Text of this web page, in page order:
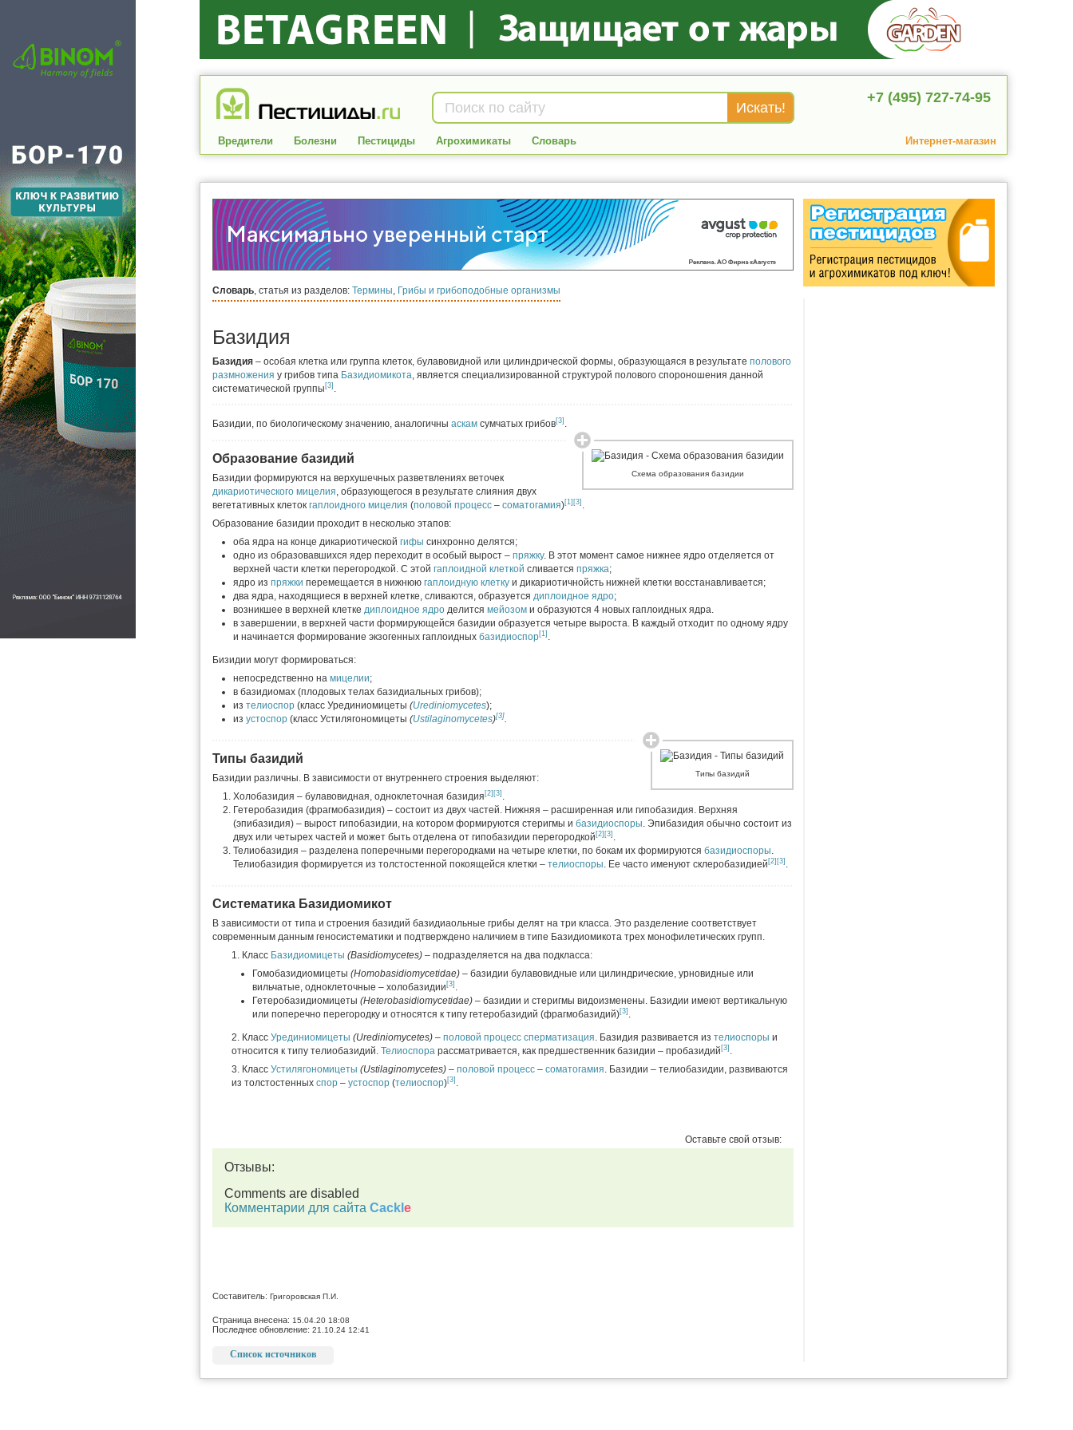
+7 (495) 727-74-95
Вредители Болезни Пестициды Агрохимикаты Словарь Интернет-магазин
Словарь, статья из разделов: Термины, Грибы и грибоподобные организмы
Базидия
Базидия – особая клетка или группа клеток, булавовидной или цилиндрической формы, образующаяся в результате полового
размножения у грибов типа Базидиомикота, является специализированной структурой полового спороношения данной
систематической группы [3] .
Базидии, по биологическому значению, аналогичны аскам сумчатых грибов[3] .
Схема образования базидии
Образование базидий
Базидии формируются на верхушечных разветвлениях веточек
дикариотического мицелия, образующегося в результате слияния двух
вегетативных клеток гаплоидного мицелия (половой процесс – соматогамия)[1] [3] .
Образование базидии проходит в несколько этапов:
оба ядра на конце дикариотической гифы синхронно делятся;
одно из образовавшихся ядер переходит в особый вырост – пряжку. В этот момент самое нижнее ядро отделяется от
верхней части клетки перегородкой. С этой гаплоидной клеткой сливается пряжка;
ядро из пряжки перемещается в нижнюю гаплоидную клетку и дикариотичнойсть нижней клетки восстанавливается;
два ядра, находящиеся в верхней клетке, сливаются, образуется диплоидное ядро;
возникшее в верхней клетке диплоидное ядро делится мейозом и образуются 4 новых гаплоидных ядра.
в завершении, в верхней части формирующейся базидии образуется четыре выроста. В каждый отходит по одному ядру
и начинается формирование экзогенных гаплоидных базидиоспор[1] .
Бизидии могут формироваться:
непосредственно на мицелии;
в базидиомах (плодовых телах базидиальных грибов);
из телиоспор (класс Урединиомицеты (Urediniomycetes);
из устоспор (класс Устилягономицеты (Ustilaginomycetes)[3].
Типы базидий
Типы базидий
Базидии различны. В зависимости от внутреннего строения выделяют:
Холобазидия – булавовидная, одноклеточная базидия [2] [3] .
Гетеробазидия (фрагмобазидия) – состоит из двух частей. Нижняя – расширенная или гипобазидия. Верхняя
(эпибазидия) – вырост гипобазидии, на котором формируются стеригмы и базидиоспоры. Эпибазидия обычно состоит из
двух или четырех частей и может быть отделена от гипобазидии перегородкой [2] [3] .
Телиобазидия – разделена поперечными перегородками на четыре клетки, по бокам их формируются базидиоспоры.
Телиобазидия формируется из толстостенной покоящейся клетки – телиоспоры. Ее часто именуют склеробазидией [2] [3] .
Систематика Базидиомикот
В зависимости от типа и строения базидий базидиаольные грибы делят на три класса. Это разделение соответствует
современным данным геносистематики и подтверждено наличием в типе Базидиомикота трех монофилетических групп.
1. Класс Базидиомицеты (Basidiomycetes) – подразделяется на два подкласса:
Гомобазидиомицеты (Homobasidiomycetidae) – базидии булавовидные или цилиндрические, урновидные или
вильчатые, одноклеточные – холобазидии [3] .
Гетеробазидиомицеты (Heterobasidiomycetidae) – базидии и стеригмы видоизменены. Базидии имеют вертикальную
или поперечно перегородку и относятся к типу гетеробазидий (фрагмобазидий)[3] .
2. Класс Урединиомицеты (Urediniomycetes) – половой процесс сперматизация. Базидия развивается из телиоспоры и
относится к типу телиобазидий. Телиоспора рассматривается, как предшественник базидии – пробазидий [3] .
3. Класс Устилягономицеты (Ustilaginomycetes) – половой процесс – соматогамия. Базидии – телиобазидии, развиваются
из толстостенных спор – устоспор (телиоспор)[3] .
Оставьте свой отзыв:
Отзывы:
Comments are disabled
Комментарии для сайта Cackl e
Составитель: Григоровская П.И.
Страница внесена: 15.04.20 18:08
Последнее обновление: 21.10.24 12:41
Список источников